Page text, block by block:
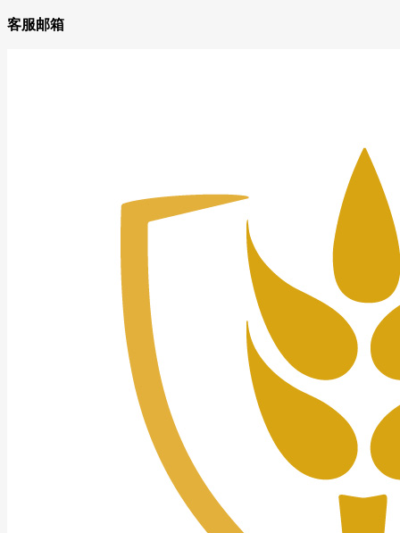
客服邮箱